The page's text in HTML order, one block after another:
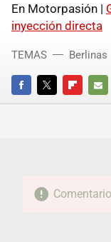
En Motorpasión |
inyección directa
FACEBOOKTWITTERFLIPBOARD
E-
TEMAS Berlinas